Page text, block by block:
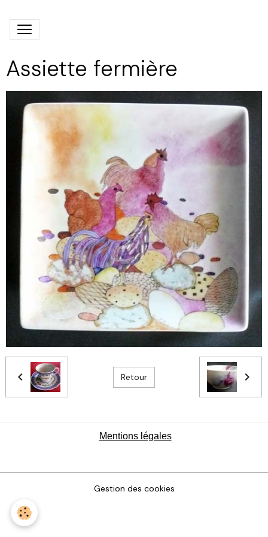
Assiette fermière
Retour
Mentions légales
Gestion des cookies